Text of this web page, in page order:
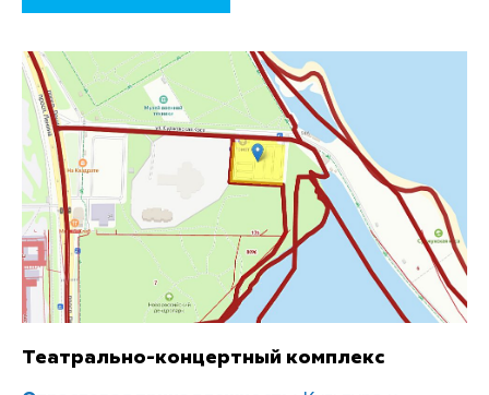
Театрально-концертный комплекс